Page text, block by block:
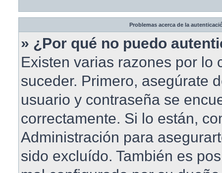
Problemas acerca de la
» ¿Por qué no puedo
Existen varias razones por lo
suceder. Primero, asegúrate
usuario y contraseña se
correctamente. Si lo están,
Administración para
sido excluído. También es